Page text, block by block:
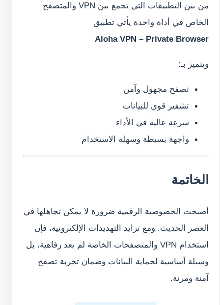
من بين التطبيقات التي تجمع بين VPN والمتصفح
الخاص في أداة واحدة يأتي تطبيق
Aloha VPN – Private Browser
ويتميز بـ:
تصفح مجهول وآمن
تشفير قوي للبيانات
سرعة عالية في الأداء
واجهة بسيطة وسهلة الاستخدام
الخاتمة
أصبحت الخصوصية الرقمية ضرورة لا يمكن تجاهلها في
العصر الحديث. ومع تزايد التهديدات الإلكترونية، فإن
استخدام VPN والمتصفحات الخاصة لم يعد رفاهية، بل
وسيلة أساسية لحماية البيانات وضمان تجربة تصفح
آمنة ومرنة.